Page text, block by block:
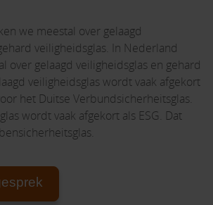
we meestal over gelaagd
veiligheidsglas. In Nederland
over gelaagd veiligheidsglas en gehard
veiligheidsglas wordt vaak afgekort
het Duitse Verbundsicherheitsglas.
wordt vaak afgekort als ESG. Dat